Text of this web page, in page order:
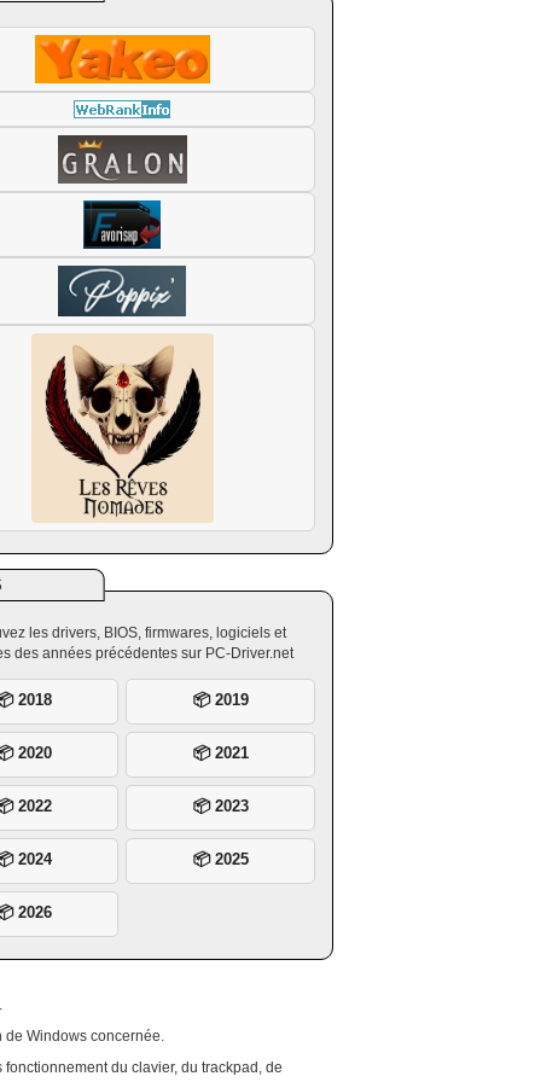
les drivers, BIOS, firmwares, logiciels et
des années précédentes sur PC-Driver.net
2018 📦 2019
2020 📦 2021
2022 📦 2023
2024 📦 2025
2026
Windows concernée.
du clavier, du trackpad, de